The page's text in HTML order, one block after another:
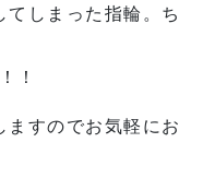
しまった指輪。ち
！
すのでお気軽にお